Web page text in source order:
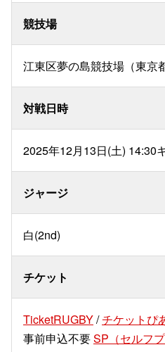
競技場
江東区夢の島競技場（東京
対戦日時
2025年12月13日(土) 14:30
ジャージ
白(2nd)
チケット
TicketRUGBY/チケットぴ
事前申込不要SP（セルフ